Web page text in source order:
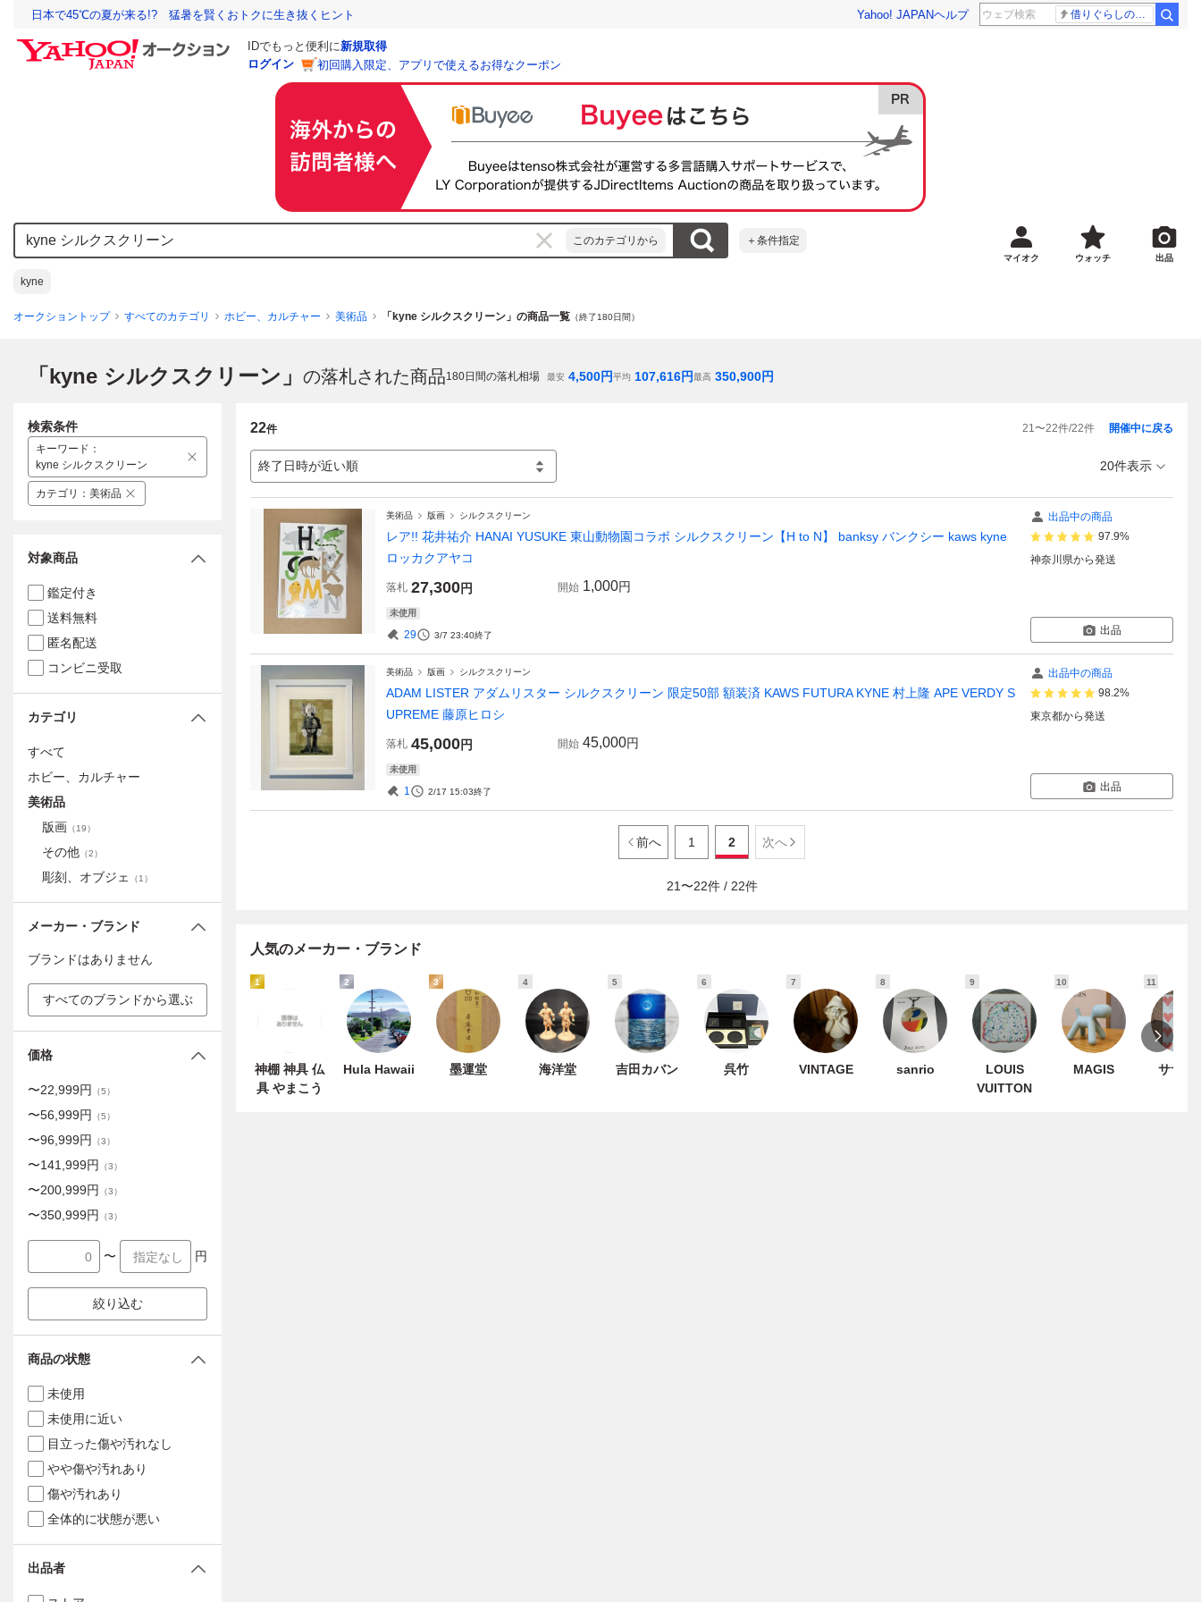
日本で45℃の夏が来る!? 猛暑を賢くおトクに生き抜くヒント Yahoo! JAPANヘルプ 借りぐらしのアリエッティ 耳をすませば
IDでもっと便利に新規取得
ログイン
初回購入限定、アプリで使えるお得なクーポン
このカテゴリから ＋条件指定
kyne
マイオク ウォッチ 出品
オークショントップ すべてのカテゴリ ホビー、カルチャー 美術品 「kyne シルクスクリーン」の商品一覧 （終了180日間）
「kyne シルクスクリーン」 の落札された商品180日間の落札相場 最安 4,500円平均 107,616円最高 350,900円
22件 21〜22件/22件
終了日時が近い順
開催中に戻る
20件表示
美術品 版画 シルクスクリーン
レア!! 花井祐介 HANAI YUSUKE 東山動物園コラボ シルクスクリーン【H to N】 banksy バンクシー kaws kyne
ロッカクアヤコ
落札 27,300円 開始 1,000円
未使用
29 3/7 23:40終了
出品中の商品
97.9%
神奈川県から発送
出品
美術品 版画 シルクスクリーン
ADAM LISTER アダムリスター シルクスクリーン 限定50部 額装済 KAWS FUTURA KYNE 村上隆 APE VERDY S
UPREME 藤原ヒロシ
落札 45,000円 開始 45,000円
未使用
1 2/17 15:03終了
出品中の商品
98.2%
東京都から発送
出品
前へ 1 2 次へ
21 〜22件 / 22件
人気のメーカー・ブランド
1
神棚 神具 仏
具 やまこう
2
Hula Hawaii
3
墨運堂
4
海洋堂
5
吉田カバン
6
呉竹
7
VINTAGE
8
sanrio
9
LOUIS
VUITTON
10
MAGIS
11
ササガ
検索条件
キーワード ：
kyne シルクスクリーン
カテゴリ ： 美術品
対象商品
鑑定付き
送料無料
匿名配送
コンビニ受取
カテゴリ
すべて
ホビー、カルチャー
美術品
版画 （19）
その他 （2）
彫刻、オブジェ （1 ）
メーカー・ブランド
ブランドはありません
すべてのブランドから選ぶ
価格
〜22,999円 （5）
〜56,999円 （5）
〜96,999円 （3）
〜141,999円 （3）
〜200,999円 （3）
〜350,999円 （3）
〜 円
絞り込む
商品の状態
未使用
未使用に近い
目立った傷や汚れなし
やや傷や汚れあり
傷や汚れあり
全体的に状態が悪い
出品者